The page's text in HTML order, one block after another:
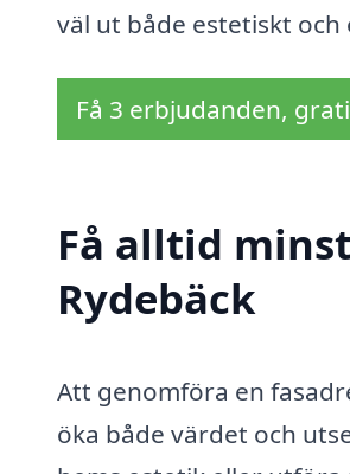
väl ut både estetiskt och
Få 3 erbjudanden,
Få alltid
Rydebäck
Att genomföra en
öka både värdet och